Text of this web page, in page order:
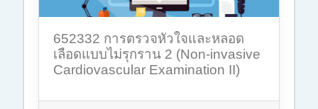
652332 การตรวจหัวใจและหลอด
เลือดแบบไม่รุกราน 2 (Non-invasive
Cardiovascular Examination II)